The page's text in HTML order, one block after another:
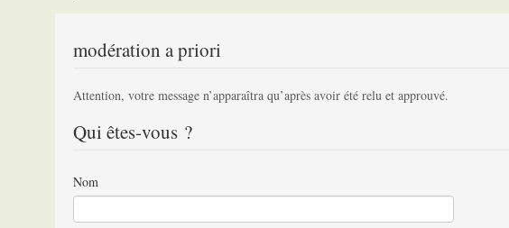
modération a priori
Attention, votre message n’apparaîtra qu’après avoir été relu et approuvé.
Qui êtes-vous ?
Nom